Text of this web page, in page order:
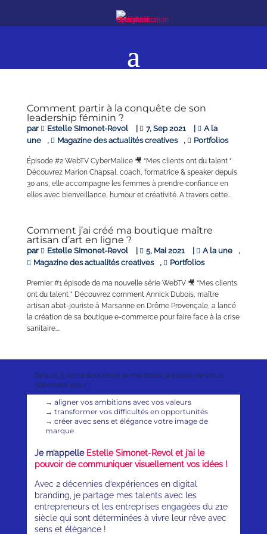
Comment partir à la conquête de son
leadership féminin ?
par Estelle SImonet-Revol 7, Sep 2021
A la
une
, Magazine des actualités creatives , Portfolios
Épisode #2 WebTV CyberMalice 🎥 “Mes clients ont du talent “
Découvrez Marion Chapsal, coach, formatrice & speaker depuis
30 ans, elle accompagne les femmes à prendre confiance en
elles avec bienveillance, humour et créativité. A travers cette...
Comment j’ai créé ma boutique maître
artisan d’art en ligne ?
par Estelle SImonet-Revol 5, Mai 2021 A la une
,
Magazine des actualités creatives
, Portfolios
Premier #1 épisode de ma nouvelle série WebTV 🎥 “Mes clients
ont du talent “ Découvrez comment Annick Dubois, maître
artisan abat-jouriste à Marsanne en Drôme Provençale, a lancé
la création de sa boutique e-commerce pour faire face à la crise
sanitaire....
Je suis à votre écoute et je me ferais le plaisir de vous
répondre pour :
→aligner vos ambitions avec vos valeurs
→transformer vos difficultés en opportunités
→créer avec sens et élégance votre image de
marque
Je m’appelle Estelle Simonet-Revol et j’ai le
pouvoir de communiquer visuellement vos idées !
Avec 2 décennies d’expériences en digital
branding, je partage mes talents avec les
entrepreneurs et les entreprises engagées du 21e
siècle qui sont déterminées à vivre leur rêve avec
sens et élégance !